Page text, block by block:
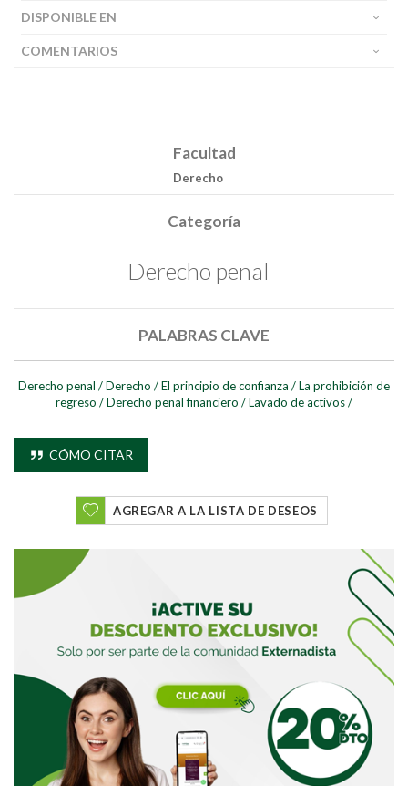
DISPONIBLE EN
COMENTARIOS
Facultad
Derecho
Categoría
Derecho penal
PALABRAS CLAVE
Derecho penal /Derecho /El principio de confianza /La prohibición de
regreso /Derecho penal financiero /Lavado de activos/
CÓMO CITAR
AGREGAR A LA LISTA DE DESEOS